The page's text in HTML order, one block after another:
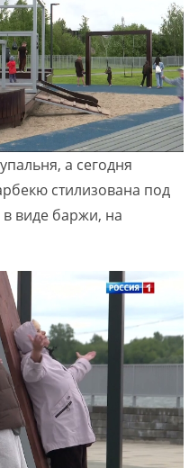
а сегодня
стилизована под
виде баржи, на